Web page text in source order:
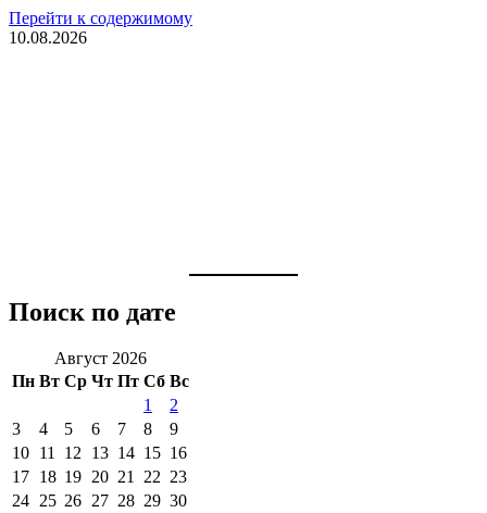
Перейти к содержимому
10.08.2026
Поиск по дате
Август 2026
Пн Вт Ср Чт Пт Сб Вс
1
2
3
4 5 6 7 8
9
10 11 12 13 14 15 16
17 18 19 20 21 22 23
24 25 26 27 28 29 30